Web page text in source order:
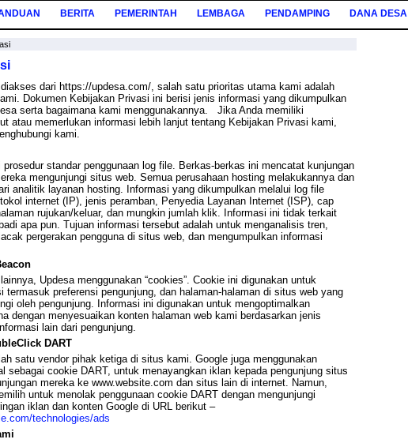
BERITA PEMERINTAH LEMBAGA PENDAMPING DANA DESA
dari https://updesa.com/, salah satu prioritas utama kami adalah
Dokumen Kebijakan Privasi ini berisi jenis informasi yang dikumpulkan
serta bagaimana kami menggunakannya. Jika Anda memiliki
atau memerlukan informasi lebih lanjut tentang Kebijakan Privasi kami,
kami.
standar penggunaan log file. Berkas-berkas ini mencatat kunjungan
mengunjungi situs web. Semua perusahaan hosting melakukannya dan
analitik layanan hosting. Informasi yang dikumpulkan melalui log file
internet (IP), jenis peramban, Penyedia Layanan Internet (ISP), cap
rujukan/keluar, dan mungkin jumlah klik. Informasi ini tidak terkait
apa pun. Tujuan informasi tersebut adalah untuk menganalisis tren,
pergerakan pengguna di situs web, dan mengumpulkan informasi
Updesa menggunakan “cookies”. Cookie ini digunakan untuk
termasuk preferensi pengunjung, dan halaman-halaman di situs web yang
oleh pengunjung. Informasi ini digunakan untuk mengoptimalkan
dengan menyesuaikan konten halaman web kami berdasarkan jenis
lain dari pengunjung.
DART
satu vendor pihak ketiga di situs kami. Google juga menggunakan
sebagai cookie DART, untuk menayangkan iklan kepada pengunjung situs
mereka ke www.website.com dan situs lain di internet. Namun,
untuk menolak penggunaan cookie DART dengan mengunjungi
iklan dan konten Google di URL berikut –
technologies/ads